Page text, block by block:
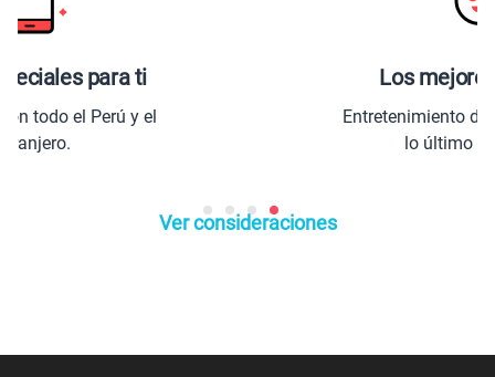
para ti
todo el Perú y el
Los
Entretenimiento de
lo último
Ver consideraciones